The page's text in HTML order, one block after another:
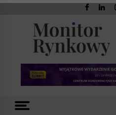
Skip